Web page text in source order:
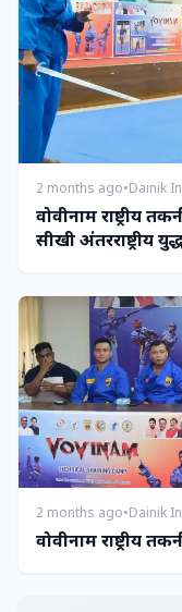
2 months ago•Dainik
वोवीनाम राष्ट्रीय
सीखी अंतरराष्ट्रीय
2 months ago•Dainik
वोवीनाम राष्ट्रीय